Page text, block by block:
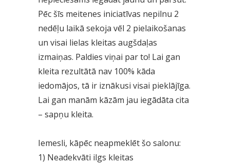
Pēc šīs meitenes iniciatīvas nepilnu 2
nedēļu laikā sekoja vēl 2 pielaikošanas
un visai lielas kleitas augšdaļas
izmaiņas. Paldies viņai par to! Lai gan
kleita rezultātā nav 100% kāda
iedomājos, tā ir iznākusi visai pieklājīga.
Lai gan manām kāzām jau iegādāta cita
– sapņu kleita.
Iemesli, kāpēc neapmeklēt šo salonu:
1) Neadekvāti ilgs kleitas